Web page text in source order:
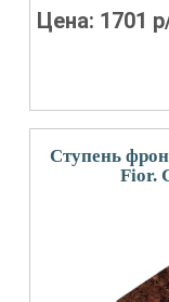
Цена: 1701
Ступень
Fior.